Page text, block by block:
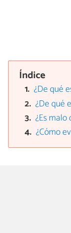
Índice
¿De qué
¿De qué
¿Es
¿Cómo